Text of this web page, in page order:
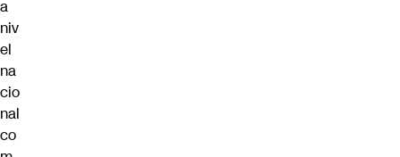
a
niv
el
na
cio
nal
co